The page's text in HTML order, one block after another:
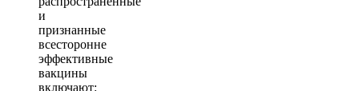
и
признанные
всесторонне
эффективные
вакцины
включают: